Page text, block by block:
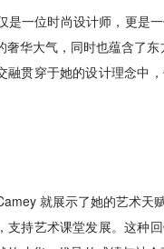
是一位时尚设计师，更是
奢华大气，同时也蕴含了
融贯穿于她的设计理念中
就展示了她的艺术天
支持艺术课堂发展。这种